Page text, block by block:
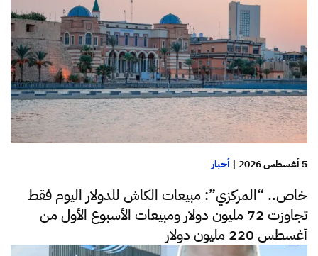
5 أغسطس 2026 | أخبار
خاص.. “المركزي”: مبيعات الكاش للدولار اليوم فقط
تجاوزت 72 مليون دولار ومبيعات الأسبوع الأول من
أغسطس 220 مليون دولار